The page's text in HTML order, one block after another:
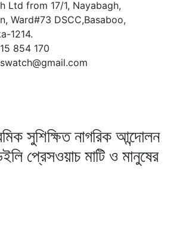
Ltd from 17/1, Nayabagh,
Ward#73 DSCC,Basaboo,
1214.
854 170
সুশিক্ষিত নাগরিক আন্দোলন
প্রেসওয়াচ মাটি ও মানুষের